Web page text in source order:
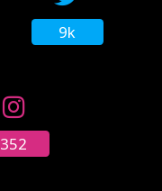
9k
352